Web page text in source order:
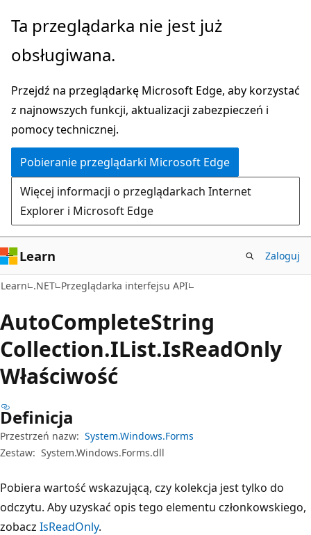
Przejdź
głównej
Przejdź
nawigacji
stronie
Ta przeglądarka nie jest już
obsługiwana.
Przejdź na przeglądarkę Microsoft Edge, aby korzystać
z najnowszych funkcji, aktualizacji zabezpieczeń i
pomocy technicznej.
Pobieranie przeglądarki Microsoft Edge
Więcej informacji o przeglądarkach Internet
Explorer i Microsoft Edge
Learn Zaloguj
Learn .NET Przeglądarka interfejsu API
AutoCompleteString
Collection.IList.IsReadOnly
Właściwość
Definicja
Przestrzeń nazw: System.Windows.Forms
Zestaw: System.Windows.Forms.dll
Pobiera wartość wskazującą, czy kolekcja jest tylko do
odczytu. Aby uzyskać opis tego elementu członkowskiego,
zobacz IsReadOnly.